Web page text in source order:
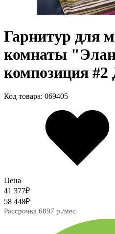
Гарнитур для
комнаты
композиция
Код товара: 069405
Цена
41 377₽
58 448₽
Рассрочка 6897 р./мес